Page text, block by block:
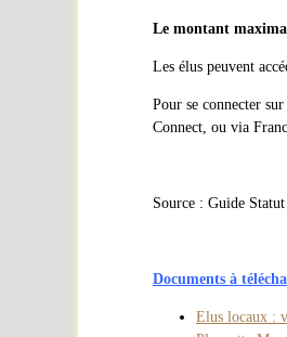
Le montant
Les élus peuvent
Pour se connecter
Connect, ou via
Source : Guide
Documents à
Elus locaux :